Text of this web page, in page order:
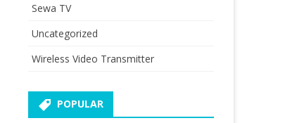
Sewa TV
Uncategorized
Wireless Video Transmitter
POPULAR